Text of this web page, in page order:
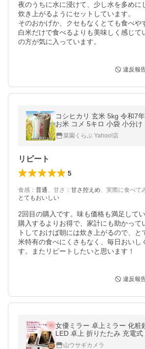
夜のうちに水に浸けて、少し水を多めに
炊き上がるようにセットしています。
そのおかげか、クセもなくとても食べや
白米だけで食べるよりも美味しく感じて
の方が気に入っています。
違反報
コシヒカリ 玄米 5kg 令和7年産 三重県
お米 コメ 5キロ 小袋 小分け
菜園くらぶ Yahoo!店
リピート
5
食感 ： 普通、 甘さ ： 甘さ控えめ、 実際に食べて
とてもおいしい
2回目の購入です。味も価格も満足して
購入するよりお得で、家計にも助かって
トしておけば朝には炊き上がるので、と
米特有の食べにくさもなく、毎日おいし
す。またリピートしたいと思います！
違反報
女優ミラー 卓上ミラー 化粧
LED 卓上 折りたたみ 充電式
ンパクト
山ウサギカメラ